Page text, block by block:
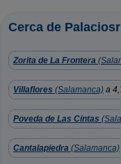
Cerca de
Zorita de La Frontera
Villaflores (Salamanca) a
Poveda de Las Cintas
Cantalapiedra (Salamanca)